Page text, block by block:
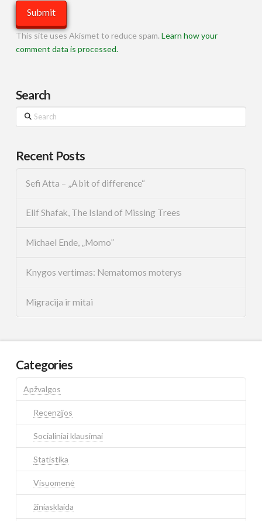
This site uses Akismet to reduce spam. Learn how your
comment data is processed.
Search
Search
Recent Posts
Sefi Atta – „A bit of difference“
Elif Shafak, The Island of Missing Trees
Michael Ende, „Momo”
Knygos vertimas: Nematomos moterys
Migracija ir mitai
Categories
Apžvalgos
Recenzijos
Socialiniai klausimai
Statistika
Visuomenė
žiniasklaida